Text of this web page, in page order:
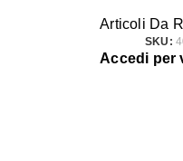
Articoli Da
SKU:
Accedi per